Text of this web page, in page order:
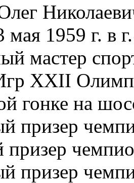
мая 1959 г. в
мастер
XXII
гонке на
призер
призер
призер